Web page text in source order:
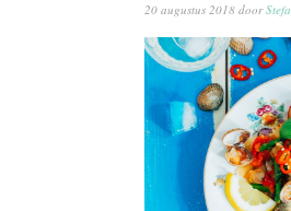
20 augustus 2018 door